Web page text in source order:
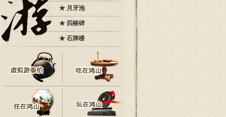
★ 月牙池
★ 四棱碑
★ 石牌楼